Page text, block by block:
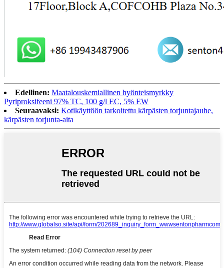
Edellinen: Maatalouskemiallinen hyönteismyrkky
Pyriproksifeeni 97% TC, 100 g/l EC, 5% EW
Seuraavaksi: Kotikäyttöön tarkoitettu kärpästen torjuntajauhe,
kärpästen torjunta-aita